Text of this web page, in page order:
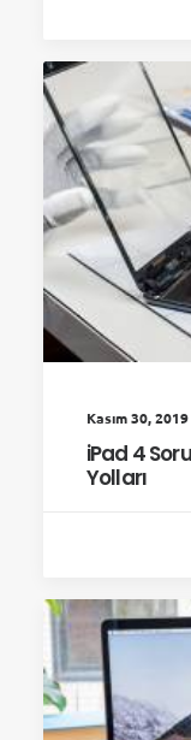
Kasım 30, 2019
iPad 4
Yolları